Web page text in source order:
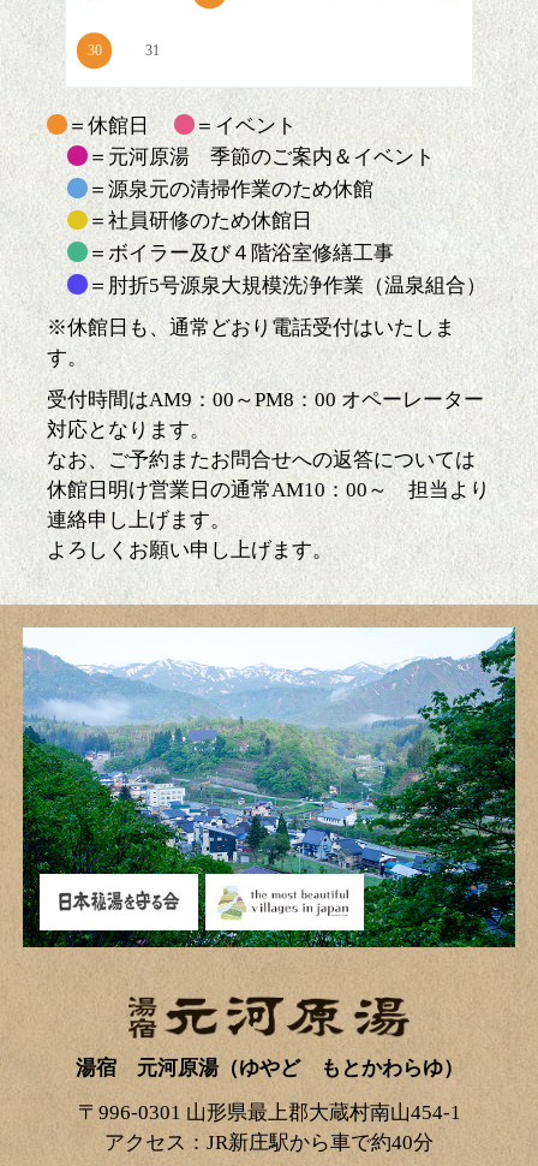
30 31
＝休館日
＝イベント
＝元河原湯 季節のご案内＆イベント
＝源泉元の清掃作業のため休館
＝社員研修のため休館日
＝ボイラー及び４階浴室修繕工事
＝肘折5号源泉大規模洗浄作業（温泉組合）
※休館日も、通常どおり電話受付はいたしま
す。
受付時間はAM9：00～PM8：00 オペーレーター
対応となります。
なお、ご予約またお問合せへの返答については
休館日明け営業日の通常AM10：00～ 担当より
連絡申し上げます。
よろしくお願い申し上げます。
湯宿 元河原湯（ゆやど もとかわらゆ）
〒996-0301 山形県最上郡大蔵村南山454-1
アクセス：JR新庄駅から車で約40分